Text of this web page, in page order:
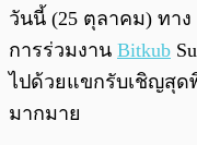
วันนี้ (25 ตุลาคม) ทา
การร่วมงาน Bitkub
ไปด้วยแขกรับเชิญสุด
มากมาย